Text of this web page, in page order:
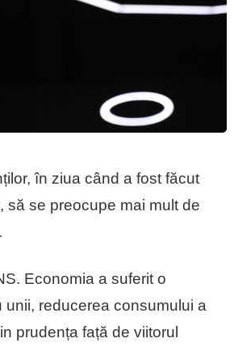
în ziua când a fost făcut
să se preocupe mai mult de
Economia a suferit o
reducerea consumului a
prudența față de viitorul